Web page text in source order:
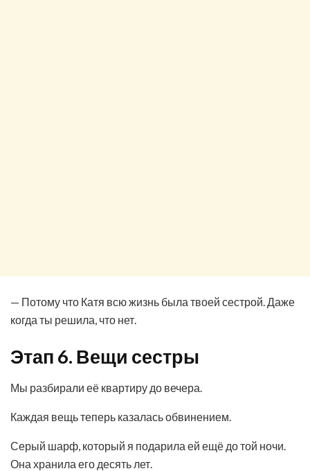
— Потому что Катя всю жизнь была твоей сестрой. Даже
когда ты решила, что нет.
Этап 6. Вещи сестры
Мы разбирали её квартиру до вечера.
Каждая вещь теперь казалась обвинением.
Серый шарф, который я подарила ей ещё до той ночи.
Она хранила его десять лет.